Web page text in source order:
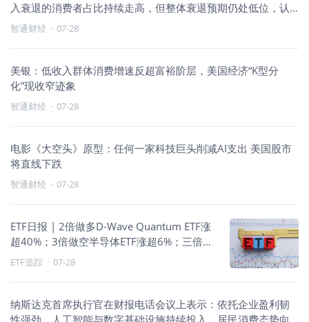
入衰退的消费者占比持续走高，但整体衰退预期仍处低位，认
为
智通财经 · 07-28
美银：低收入群体消费增速反超富裕阶层，美国经济“K型分
化”现收窄迹象
智通财经 · 07-28
电影《大空头》原型：任何一家科技巨头削减AI支出 美国股市
将直线下跌
智通财经 · 07-28
ETF日报 | 2倍做多D-Wave Quantum ETF涨
超40%；3倍做空半导体ETF涨超6%；三倍做
多富时中国ETF涨近6%
ETF追踪 · 07-28
纳斯达克首席执行官在财报电话会议上表示：依托企业盈利韧
性强劲、人工智能与数字基础设施持续投入、居民消费态势向